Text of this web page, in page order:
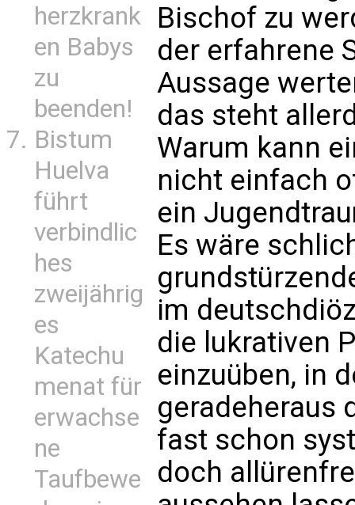
herzkrank
en Babys
zu
beenden!
Bistum
Huelva
führt
verbindlic
hes
zweijährig
es
Katechu
menat für
erwachse
ne
Taufbewe
Bischof zu
der erfahrene
Aussage
das steht
Warum kann
nicht einfach
ein
Es wäre
im
die lukrativen
einzuüben, in
geradeheraus
fast schon
doch